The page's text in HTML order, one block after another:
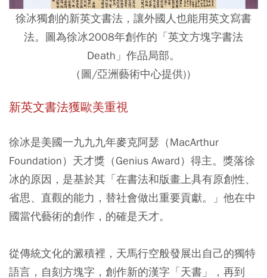
徐冰獨創的新英文書法，讓外國人也能用英文寫書
法。圖為徐冰2008年創作的「英文方塊字書法
Death」作品局部。
（圖/亞洲藝術中心提供)）
新英文書法獲歐美重視
徐冰是美國一九九九年麥克阿瑟（MacArthur
Foundation）天才獎（Genius Award）得主。獎落徐
冰的原因，是基於其「在書法和版畫上具有原創性、
省思、直觀的能力，替社會做出重要貢獻。」他在中
國當代藝術的創作，的確是天才。
從傳統文化的澱積裡，天馬行空般發展出自己的獨特
語言，自刻方塊字，創作新的漢字「天書」，再到